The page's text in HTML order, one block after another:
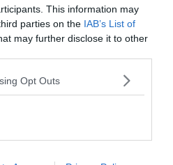
This information may
parties on the IAB’s List of
may further disclose it to other
Opt Outs